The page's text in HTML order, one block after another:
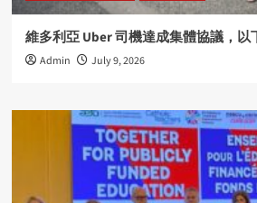
維多利亞 Uber 司機達成集體協議，以
Admin July 9, 2026